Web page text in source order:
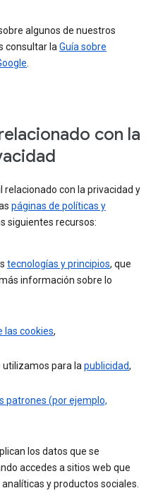
algunos de nuestros
consultar laGuía sobre
.
con la
con la privacidad y
páginas de políticas y
siguientes recursos:
tecnologías y principios, que
información sobre lo
las cookies,
utilizamos para lapublicidad,
patrones (por ejemplo,
los datos que se
accedes a sitios web que
y productos sociales.